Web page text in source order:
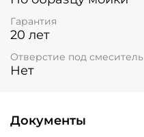
Гарантия
20 лет
Отверстие под смеситель
Нет
Документы